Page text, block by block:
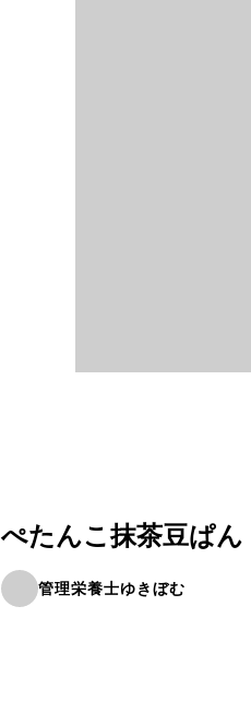
ぺたんこ抹茶豆ぱん
管理栄養士ゆきぼむ